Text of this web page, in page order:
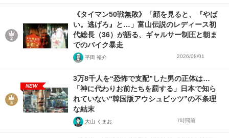
《タイマン50戦無敗》「顔を見ると、『やば
い。逃げろ』と…」富山伝説のレディース初
代総長（36）が語る、ギャルサー制圧と朝ま
でのバイク暴走
平田 裕介 2026/08/01
NEW
3万8千人を“恐怖で支配”した男の正体は…
「神に代わりお前たちを罰する」日本で知ら
れていない“韓国版アウシュビッツ”の不条理
な結末
大山 くまお 7時間前